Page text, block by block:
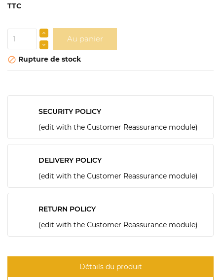
TTC
Au panier
 Rupture de stock
SECURITY POLICY
(edit with the Customer Reassurance module)
DELIVERY POLICY
(edit with the Customer Reassurance module)
RETURN POLICY
(edit with the Customer Reassurance module)
Détails du produit